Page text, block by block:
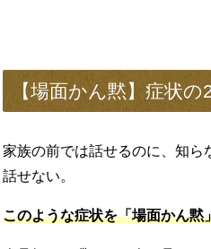
【場面かん黙】症状
家族の前では話せるのに、知ら
話せない。
このような症状を「場面かん黙